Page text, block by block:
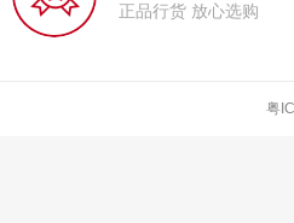
正品行货 放心选购
粤